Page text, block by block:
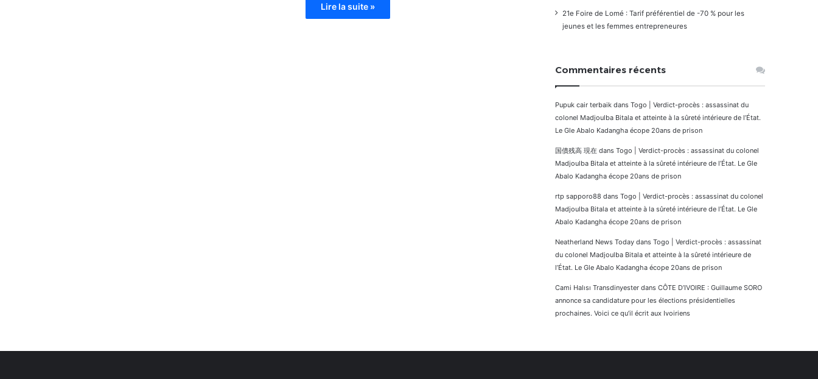
Lire la suite »
21e Foire de Lomé : Tarif préférentiel de -70 % pour les
jeunes et les femmes entrepreneures
Commentaires récents
Pupuk cair terbaik dans Togo | Verdict-procès : assassinat du
colonel Madjoulba Bitala et atteinte à la sûreté intérieure de l’État.
Le Gle Abalo Kadangha écope 20ans de prison
国債残高 現在 dans Togo | Verdict-procès : assassinat du colonel
Madjoulba Bitala et atteinte à la sûreté intérieure de l’État. Le Gle
Abalo Kadangha écope 20ans de prison
rtp sapporo88 dans Togo | Verdict-procès : assassinat du colonel
Madjoulba Bitala et atteinte à la sûreté intérieure de l’État. Le Gle
Abalo Kadangha écope 20ans de prison
Neatherland News Today dans Togo | Verdict-procès : assassinat
du colonel Madjoulba Bitala et atteinte à la sûreté intérieure de
l’État. Le Gle Abalo Kadangha écope 20ans de prison
Cami Halısı Transdinyester dans CÔTE D’IVOIRE : Guillaume SORO
annonce sa candidature pour les élections présidentielles
prochaines. Voici ce qu’il écrit aux Ivoiriens